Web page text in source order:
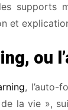
supports
et
ou
, l’auto-
la vie »,